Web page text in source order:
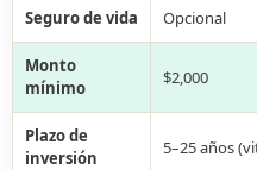
Seguro de vida Opcional
Monto
mínimo
$2,000
Plazo de
inversión
5–25 años